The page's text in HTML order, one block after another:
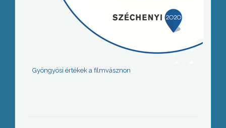
Gyöngyösi értékek a filmvásznon